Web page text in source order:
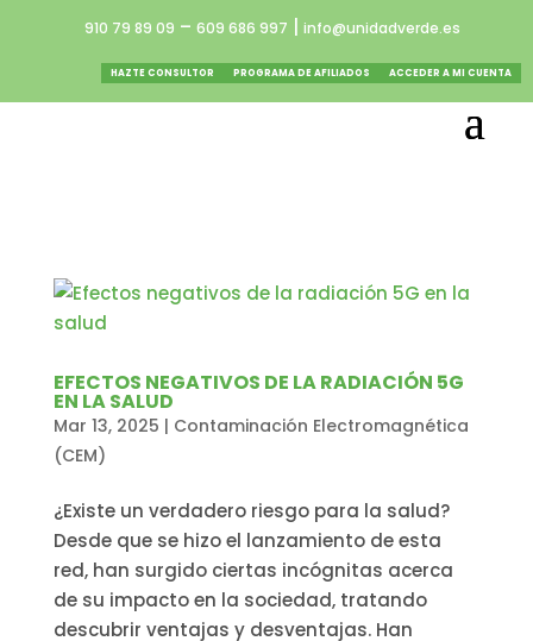
910 79 89 09 – 609 686 997 info@unidadverde.es
HAZTE CONSULTOR PROGRAMA DE AFILIADOS ACCEDER A MI CUENTA
EFECTOS NEGATIVOS DE LA RADIACIÓN 5G
EN LA SALUD
Mar 13, 2025 | Contaminación Electromagnética
(CEM)
¿Existe un verdadero riesgo para la salud?
Desde que se hizo el lanzamiento de esta
red, han surgido ciertas incógnitas acerca
de su impacto en la sociedad, tratando
descubrir ventajas y desventajas. Han